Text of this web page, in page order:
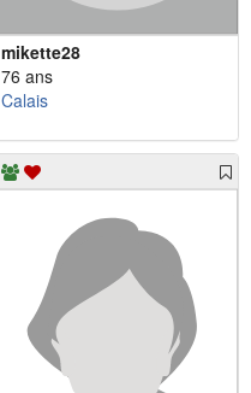
mikette28
76 ans
Calais